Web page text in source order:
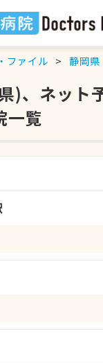
ファイル 静岡県
)、ネット
一覧